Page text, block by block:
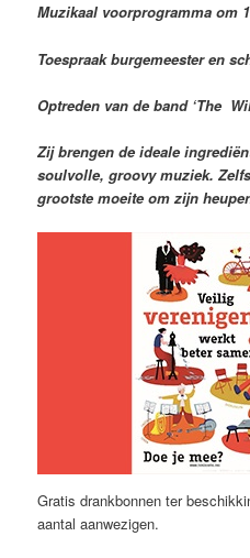
Muzikaal voorprogramma om
Toespraak burgemeester en
Optreden van de band ‘The
Zij brengen de ideale
soulvolle, groovy muziek.
grootste moeite om zijn
Gratis drankbonnen ter
aantal aanwezigen.